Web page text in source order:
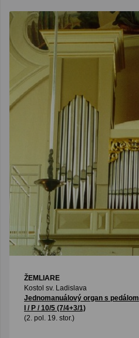
ŽEMLIARE
Kostol sv. Ladislava
Jednomanuálový organ s pedálom
I / P / 10/5 (7/4+3/1)
(2. pol. 19. stor.)